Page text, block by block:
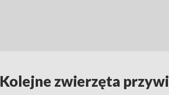
Kolejne zwierzęta